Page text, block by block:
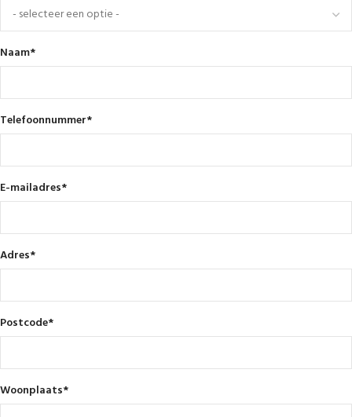
Naam*
Telefoonnummer*
E-mailadres*
Adres*
Postcode*
Woonplaats*